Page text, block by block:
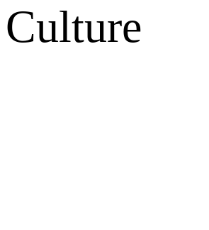
Culture